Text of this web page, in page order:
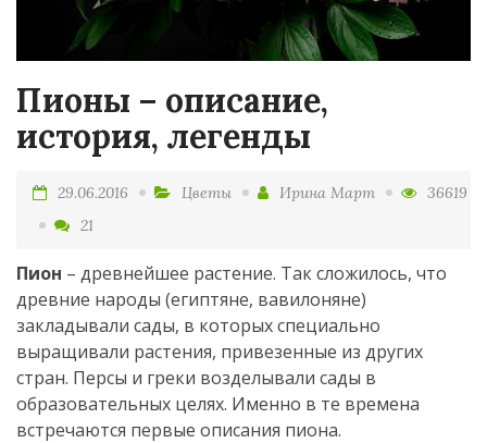
Пионы – описание,
история, легенды
29.06.2016 Цветы Ирина Март
36619
21
Пион – древнейшее растение. Так сложилось, что
древние народы (египтяне, вавилоняне)
закладывали сады, в которых специально
выращивали растения, привезенные из других
стран. Персы и греки возделывали сады в
образовательных целях. Именно в те времена
встречаются первые описания пиона.